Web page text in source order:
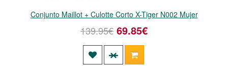
Conjunto Maillot + Culotte Corto X-Tiger N002 Mujer
139.95€ 69.85€